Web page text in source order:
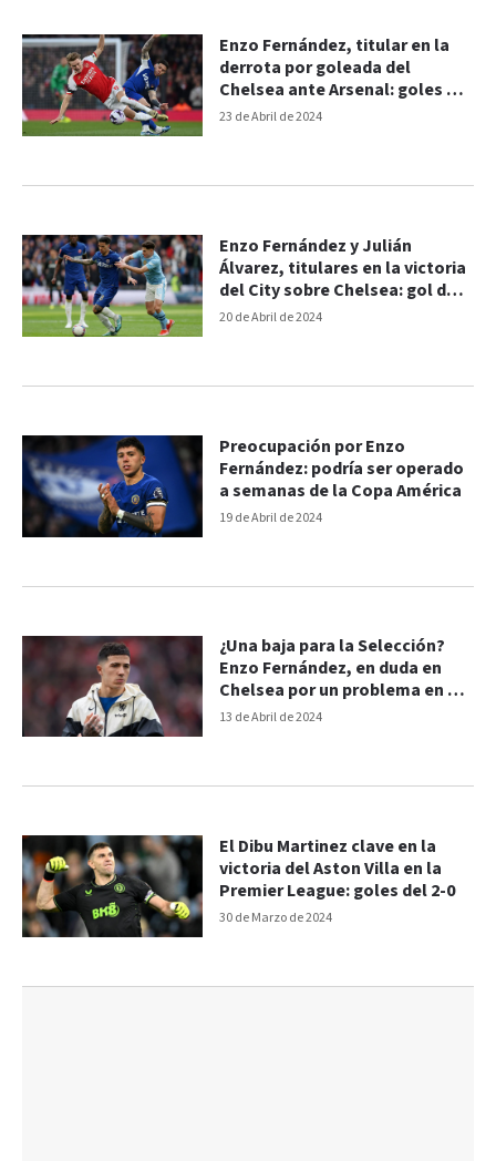
23 de Abril de 2024
Enzo Fernández, titular en la
derrota por goleada del
Chelsea ante Arsenal: goles del
5-0
20 de Abril de 2024
Enzo Fernández y Julián
Álvarez, titulares en la victoria
del City sobre Chelsea: gol del
1-0
19 de Abril de 2024
Preocupación por Enzo
Fernández: podría ser operado
a semanas de la Copa América
13 de Abril de 2024
¿Una baja para la Selección?
Enzo Fernández, en duda en
Chelsea por un problema en el
aductor
30 de Marzo de 2024
El Dibu Martinez clave en la
victoria del Aston Villa en la
Premier League: goles del 2-0